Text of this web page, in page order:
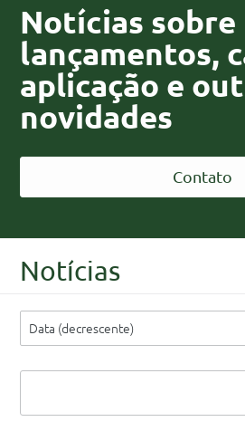
Notícias sobre
lançamentos,
aplicação e
novidades
Contato
Notícias